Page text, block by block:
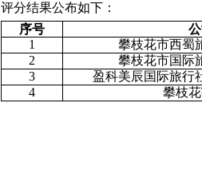
评分结果公布如下：
序号
1
攀枝花市西蜀
2
攀枝花市国际
3
盈科美辰国际旅行
4
攀枝